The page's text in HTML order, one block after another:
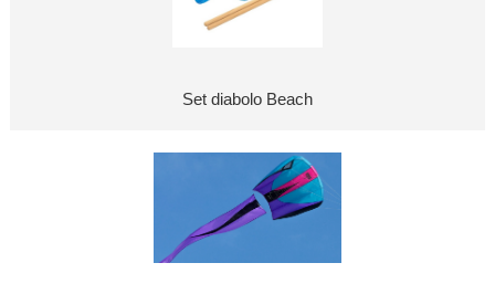
Set diabolo Beach